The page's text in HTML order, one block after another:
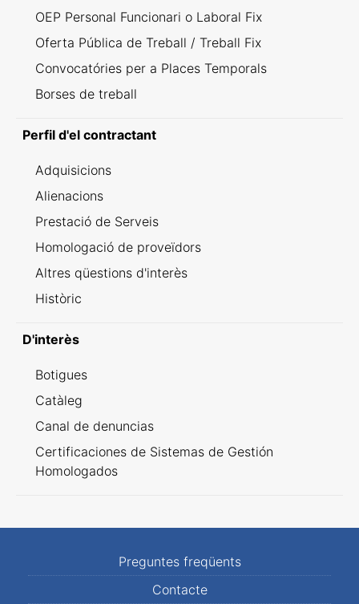
OEP Personal Funcionari o Laboral Fix
Oferta Pública de Treball / Treball Fix
Convocatóries per a Places Temporals
Borses de treball
Perfil d'el contractant
Adquisicions
Alienacions
Prestació de Serveis
Homologació de proveïdors
Altres qüestions d'interès
Històric
D'interès
Botigues
Catàleg
Canal de denuncias
Certificaciones de Sistemas de Gestión
Homologados
Preguntes freqüents
Contacte